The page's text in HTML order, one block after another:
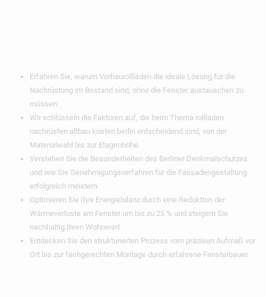
Erfahren Sie, warum Vorbaurollläden die ideale Lösung für die
Nachrüstung im Bestand sind, ohne die Fenster austauschen zu
müssen.
Wir schlüsseln die Faktoren auf, die beim Thema rollladen
nachrüsten altbau kosten berlin entscheidend sind, von der
Materialwahl bis zur Etagenhöhe.
Verstehen Sie die Besonderheiten des Berliner Denkmalschutzes
und wie Sie Genehmigungsverfahren für die Fassadengestaltung
erfolgreich meistern.
Optimieren Sie Ihre Energiebilanz durch eine Reduktion der
Wärmeverluste am Fenster um bis zu 25 % und steigern Sie
nachhaltig Ihren Wohnwert.
Entdecken Sie den strukturierten Prozess vom präzisen Aufmaß vor
Ort bis zur fachgerechten Montage durch erfahrene Fensterbauer.